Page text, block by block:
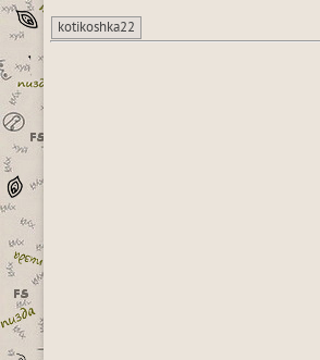
kotikoshka22